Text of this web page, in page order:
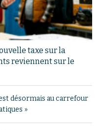
taxe sur la
reviennent sur le
désormais au carrefour
»